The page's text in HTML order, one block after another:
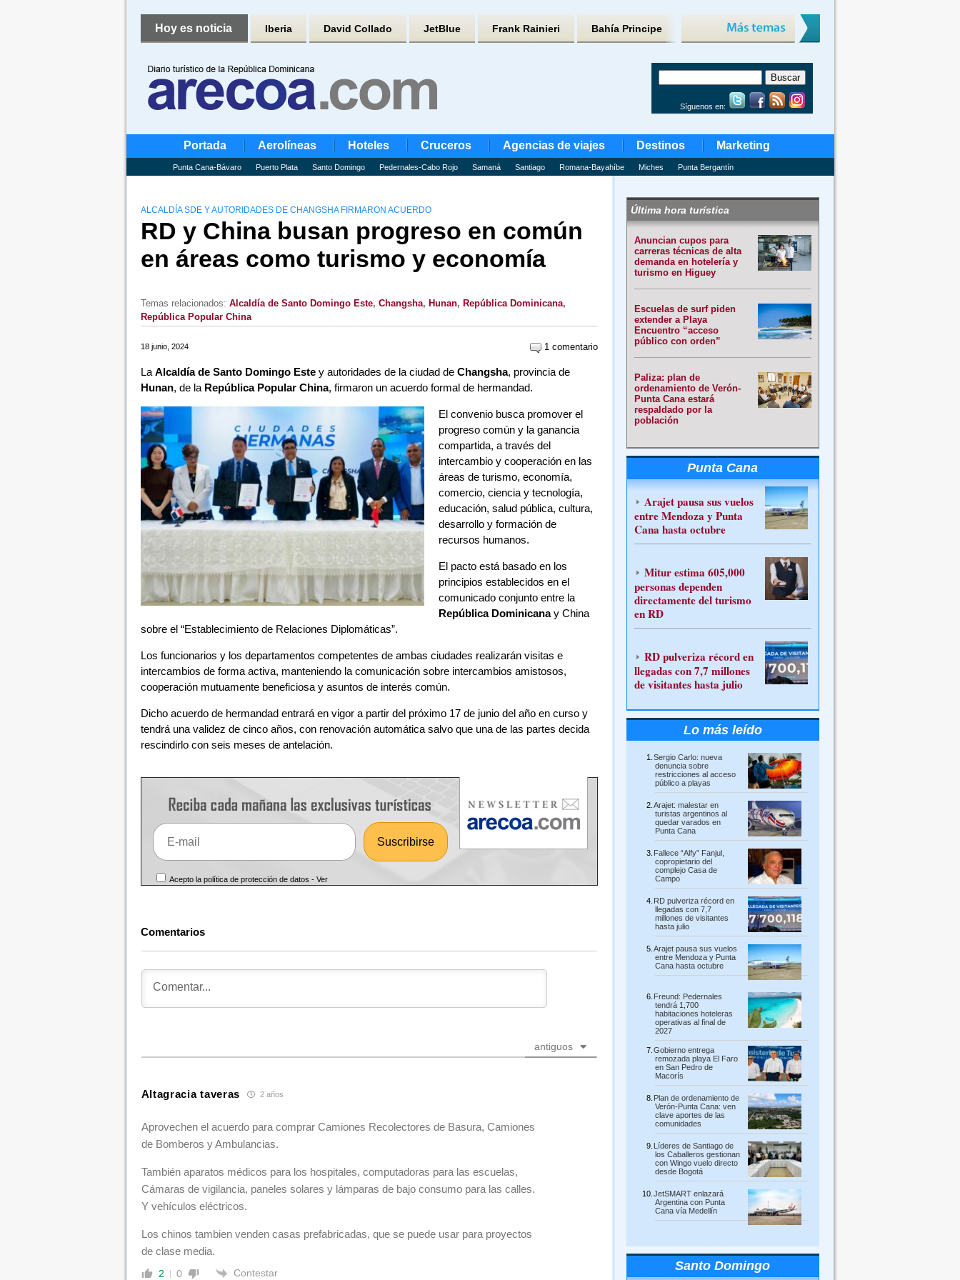
Hoy es noticia Iberia David Collado JetBlue Frank Rainieri Bahía Principe
Síguenos en:
Portada Aerolíneas Hoteles Cruceros Agencias de viajes Destinos Marketing
Punta Cana-Bávaro Puerto Plata Santo Domingo Pedernales-Cabo Rojo Samaná Santiago Romana-Bayahíbe Miches Punta Bergantín
ALCALDÍA SDE Y AUTORIDADES DE CHANGSHA FIRMARON ACUERDO
RD y China busan progreso en común
en áreas como turismo y economía
Temas relacionados: Alcaldía de Santo Domingo Este, Changsha, Hunan, República Dominicana,
República Popular China
18 junio, 2024 1 comentario
La Alcaldía de Santo Domingo Estey autoridades de la ciudad deChangsha, provincia de
Hunan, de la República Popular China, firmaron un acuerdo formal de hermandad.
El convenio busca promover el
progreso común y la ganancia
compartida, a través del
intercambio y cooperación en las
áreas de turismo, economía,
comercio, ciencia y tecnología,
educación, salud pública, cultura,
desarrollo y formación de
recursos humanos.
El pacto está basado en los
principios establecidos en el
comunicado conjunto entre la
República Dominicanay China
sobre el “Establecimiento de Relaciones Diplomáticas”.
Los funcionarios y los departamentos competentes de ambas ciudades realizarán visitas e
intercambios de forma activa, manteniendo la comunicación sobre intercambios amistosos,
cooperación mutuamente beneficiosa y asuntos de interés común.
Dicho acuerdo de hermandad entrará en vigor a partir del próximo 17 de junio del año en curso y
tendrá una validez de cinco años, con renovación automática salvo que una de las partes decida
rescindirlo con seis meses de antelación.
Acepto la política de protección de datos -Ver
Comentarios
antiguos
Altagracia taveras 2 años
Aprovechen el acuerdo para comprar Camiones Recolectores de Basura, Camiones
de Bomberos y Ambulancias.
También aparatos médicos para los hospitales, computadoras para las escuelas,
Cámaras de vigilancia, paneles solares y lámparas de bajo consumo para las calles.
Y vehículos eléctricos.
Los chinos tambien venden casas prefabricadas, que se puede usar para proyectos
de clase media.
2 0 Contestar
Última hora turística
Anuncian cupos para
carreras técnicas de alta
demanda en hotelería y
turismo en Higuey
Escuelas de surf piden
extender a Playa
Encuentro “acceso
público con orden”
Paliza: plan de
ordenamiento de Verón-
Punta Cana estará
respaldado por la
población
Punta Cana
Arajet pausa sus vuelos
entre Mendoza y Punta
Cana hasta octubre
Mitur estima 605,000
personas dependen
directamente del turismo
en RD
RD pulveriza récord en
llegadas con 7,7 millones
de visitantes hasta julio
Lo más leído
Sergio Carlo: nueva
denuncia sobre
restricciones al acceso
público a playas
Arajet: malestar en
turistas argentinos al
quedar varados en
Punta Cana
Fallece “Alfy” Fanjul,
copropietario del
complejo Casa de
Campo
RD pulveriza récord en
llegadas con 7,7
millones de visitantes
hasta julio
Arajet pausa sus vuelos
entre Mendoza y Punta
Cana hasta octubre
Freund: Pedernales
tendrá 1,700
habitaciones hoteleras
operativas al final de
2027
Gobierno entrega
remozada playa El Faro
en San Pedro de
Macorís
Plan de ordenamiento de
Verón-Punta Cana: ven
clave aportes de las
comunidades
Líderes de Santiago de
los Caballeros gestionan
con Wingo vuelo directo
desde Bogotá
JetSMART enlazará
Argentina con Punta
Cana vía Medellín
Santo Domingo